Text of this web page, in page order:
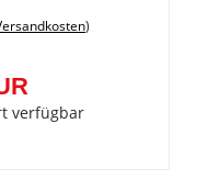
)
verfügbar